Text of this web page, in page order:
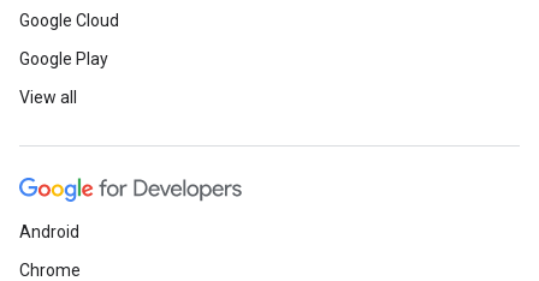
Google Cloud
Google Play
View all
Android
Chrome